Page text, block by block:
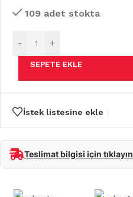
109 adet stokta
- +
SEPETE EKLE
İstek listesine ekle
Teslimat bilgisi için tıklayın